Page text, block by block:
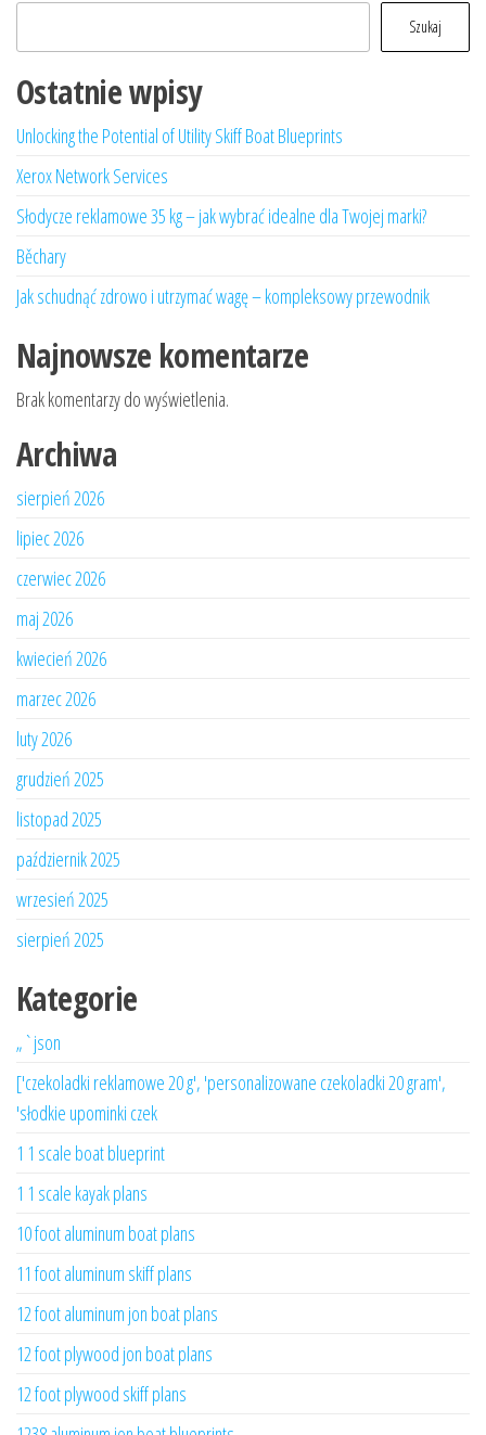
Szukaj
Ostatnie wpisy
Unlocking the Potential of Utility Skiff Boat Blueprints
Xerox Network Services
Słodycze reklamowe 35 kg – jak wybrać idealne dla Twojej marki?
Běchary
Jak schudnąć zdrowo i utrzymać wagę – kompleksowy przewodnik
Najnowsze komentarze
Brak komentarzy do wyświetlenia.
Archiwa
sierpień 2026
lipiec 2026
czerwiec 2026
maj 2026
kwiecień 2026
marzec 2026
luty 2026
grudzień 2025
listopad 2025
październik 2025
wrzesień 2025
sierpień 2025
Kategorie
„`json
['czekoladki reklamowe 20 g', 'personalizowane czekoladki 20 gram',
'słodkie upominki czek
1 1 scale boat blueprint
1 1 scale kayak plans
10 foot aluminum boat plans
11 foot aluminum skiff plans
12 foot aluminum jon boat plans
12 foot plywood jon boat plans
12 foot plywood skiff plans